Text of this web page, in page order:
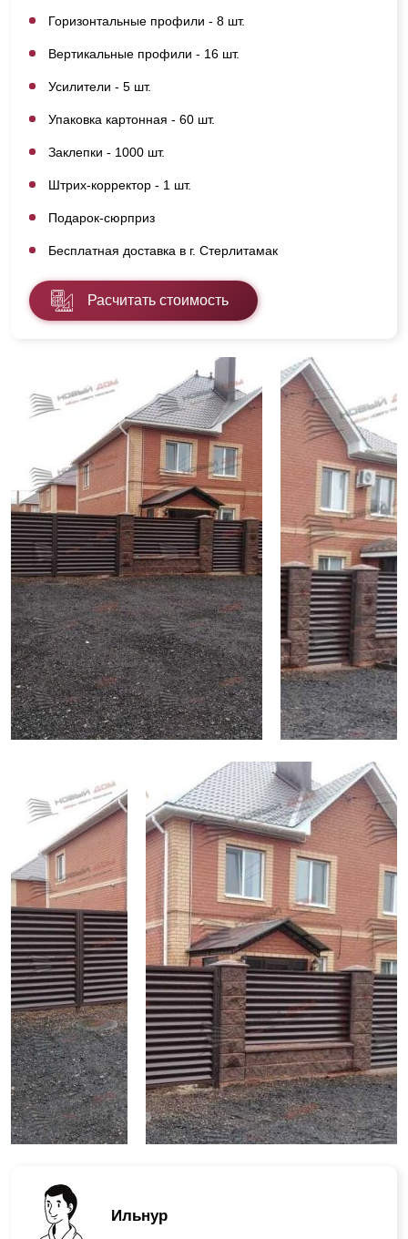
Ильнур
Горизонтальные профили - 8 шт.
Вертикальные профили - 16 шт.
Усилители - 5 шт.
Упаковка картонная - 60 шт.
Заклепки - 1000 шт.
Штрих-корректор - 1 шт.
Подарок-сюрприз
Бесплатная доставка в г. Стерлитамак
Расчитать стоимость